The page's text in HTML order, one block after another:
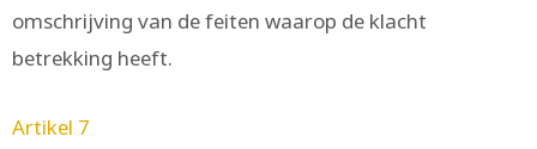
omschrijving van de feiten waarop de klacht
betrekking heeft.
Artikel 7